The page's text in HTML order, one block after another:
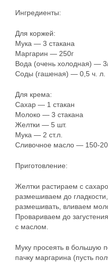
Ингредиенты:
Для коржей:
Мука — 3 стакана
Маргарин — 250г
Вода (очень холодная) —
Соды (гашеная) — 0,5 ч. л.
Для крема:
Сахар — 1 стакан
Молоко — 3 стакана
Желтки — 5 шт.
Мука — 2 ст.л.
Сливочное масло — 150-
Приготовление:
Желтки растираем с
размешиваем до
размешивать, вливаем
Провариваем до
с маслом.
Муку просеять в большую
пачку маргарина (пусть